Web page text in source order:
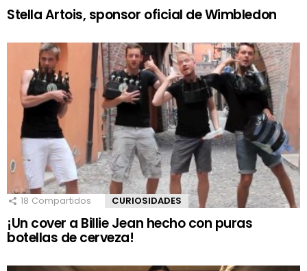
Stella Artois, sponsor oficial de Wimbledon
18 Compartidos CURIOSIDADES
¡Un cover a Billie Jean hecho con puras
botellas de cerveza!